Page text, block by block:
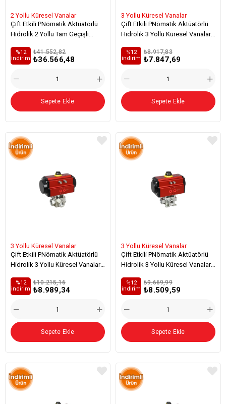
2 Yollu Küresel Vanalar
Çift Etkili PNömatik Aktüatörlü
Hidrolik 2 Yollu Tam Geçişli
Bazı Özel Kimyasallar İçin
₺36.566,48
₺41.552,82
%12
i̇ndirim
Sepete Ekle
3 Yollu Küresel Vanalar
Çift Etkili PNömatik Aktüatörlü
Hidrolik 3 Yollu Küresel Vanalar
₺7.847,69
₺8.917,83
%12
i̇ndirim
Sepete Ekle
3 Yollu Küresel Vanalar
Çift Etkili PNömatik Aktüatörlü
Hidrolik 3 Yollu Küresel Vanalar
₺8.989,34
₺10.215,16
%12
i̇ndirim
Sepete Ekle
3 Yollu Küresel Vanalar
Çift Etkili PNömatik Aktüatörlü
Hidrolik 3 Yollu Küresel Vanalar
₺8.509,59
₺9.669,99
%12
i̇ndirim
Sepete Ekle